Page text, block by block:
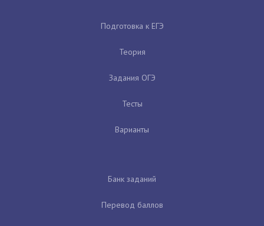
Подготовка к ЕГЭ
Теория
Задания ОГЭ
Тесты
Варианты
Банк заданий
Перевод баллов